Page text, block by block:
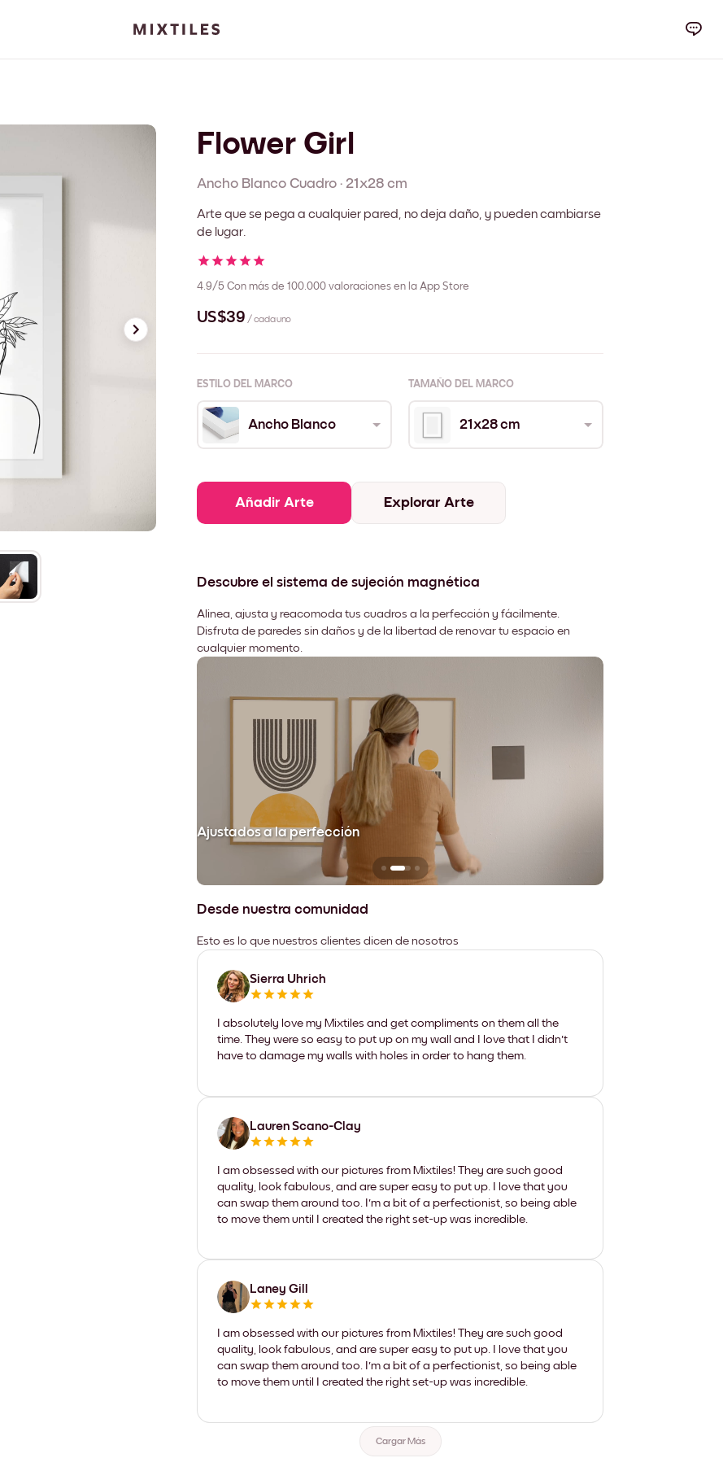
Flower Girl
Ancho Blanco Cuadro · 21x28 cm
Arte que se pega a cualquier pared, no deja daño, y pueden cambiarse
de lugar.
4.9/5 Con más de 100.000 valoraciones en la App Store
US$39 / cada uno
ESTILO DEL MARCO TAMAÑO DEL MARCO
Ancho Blanco 21x28 cm
Añadir Arte Explorar Arte
Descubre el sistema de sujeción magnética
Alinea, ajusta y reacomoda tus cuadros a la perfección y fácilmente.
Disfruta de paredes sin daños y de la libertad de renovar tu espacio en
cualquier momento.
Ajustados a la perfección
Desde nuestra comunidad
Esto es lo que nuestros clientes dicen de nosotros
Sierra Uhrich
I absolutely love my Mixtiles and get compliments on them all the
time. They were so easy to put up on my wall and I love that I didn't
have to damage my walls with holes in order to hang them.
Lauren Scano-Clay
I am obsessed with our pictures from Mixtiles! They are such good
quality, look fabulous, and are super easy to put up. I love that you
can swap them around too. I'm a bit of a perfectionist, so being able
to move them until I created the right set-up was incredible.
Laney Gill
I am obsessed with our pictures from Mixtiles! They are such good
quality, look fabulous, and are super easy to put up. I love that you
can swap them around too. I'm a bit of a perfectionist, so being able
to move them until I created the right set-up was incredible.
Cargar Más